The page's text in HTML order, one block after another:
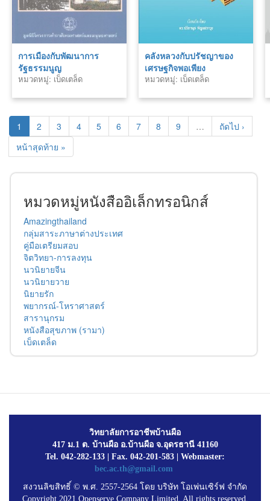
การเมืองกับพัฒนาการ
รัฐธรรมนูญ
หมวดหมู่: เบ็ดเตล็ด
คลังหลวงกับปรัชญาของ
เศรษฐกิจพอเพียง
หมวดหมู่: เบ็ดเตล็ด
1 2 3 4 5 6 7 8 9 …
ถัดไป ›
หน้าสุดท้าย »
หมวดหมู่หนังสืออิเล็กทรอนิกส์
Amazingthailand
กลุ่มสาระภาษาต่างประเทศ
คู่มือเตรียมสอบ
จิตวิทยา-การลงทุน
นวนิยายจีน
นวนิยายวาย
นิยายรัก
พยากรณ์-โหราศาสตร์
สารานุกรม
หนังสือสุขภาพ (รามา)
เบ็ดเตล็ด
วิทยาลัยการอาชีพบ้านผือ
417 ม.1 ต. บ้านผือ อ.บ้านผือ จ.อุดรธานี 41160
Tel. 042-282-133 | Fax. 042-201-583 | Webmaster:
bec.ac.th@gmail.com
สงวนลิขสิทธิ์ © พ.ศ. 2557-2564 โดย บริษัท โอเพ่นเซิร์ฟ จำกัด
Copyright 2021 Openserve Company Limited. All rights reserved.